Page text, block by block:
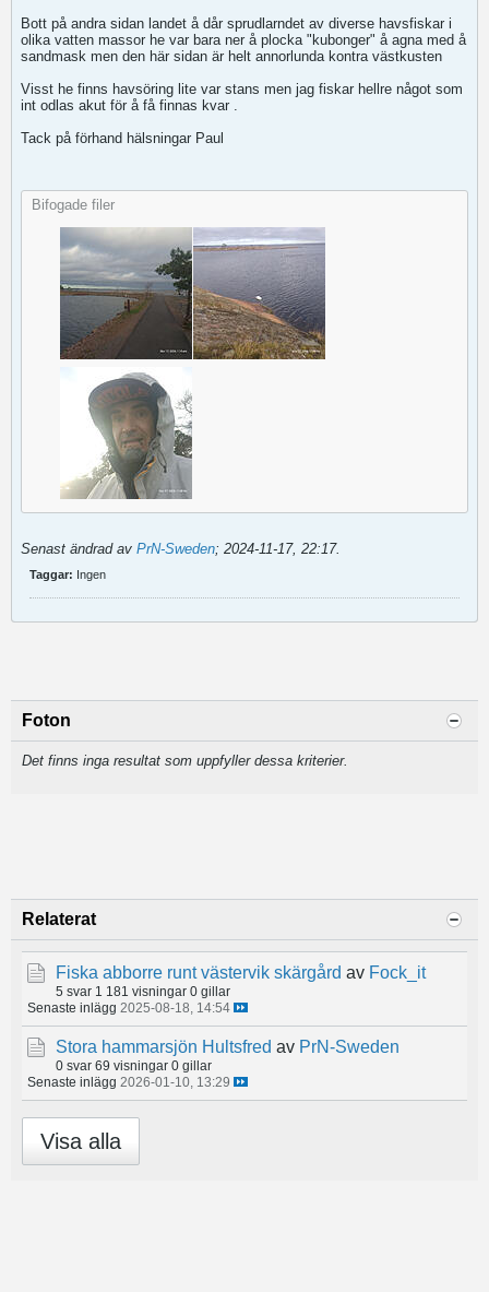
Bott på andra sidan landet å dår sprudlarndet av diverse havsfiskar i
olika vatten massor he var bara ner å plocka "kubonger" å agna med å
sandmask men den här sidan är helt annorlunda kontra västkusten
Visst he finns havsöring lite var stans men jag fiskar hellre något som
int odlas akut för å få finnas kvar .
Tack på förhand hälsningar Paul
Bifogade filer
Senast ändrad av PrN-Sweden; 2024-11-17, 22:17.
Taggar: Ingen
Foton
Det finns inga resultat som uppfyller dessa kriterier.
Relaterat
Fiska abborre runt västervik skärgård av Fock_it
5 svar 1 181 visningar 0 gillar
Senaste inlägg 2025-08-18, 14:54
Stora hammarsjön Hultsfred av PrN-Sweden
0 svar 69 visningar 0 gillar
Senaste inlägg 2026-01-10, 13:29
Visa alla